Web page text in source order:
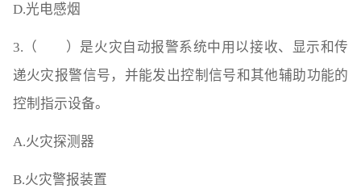
D.光电感烟
3.（ ）是火灾自动报警系统中用以接收、显示和传
递火灾报警信号，并能发出控制信号和其他辅助功能的
控制指示设备。
A.火灾探测器
B.火灾警报装置